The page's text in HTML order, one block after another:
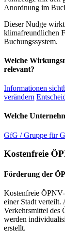
Anordnung im
Dieser Nudge
klimafreundlichen
Buchungssystem.
Welche
relevant?
Informationen
verändern
Welche
GfG / Gruppe für
Kostenfreie
Förderung der
Kostenfreie
einer Stadt verteilt.
Verkehrsmittel des
werden
erstellt.